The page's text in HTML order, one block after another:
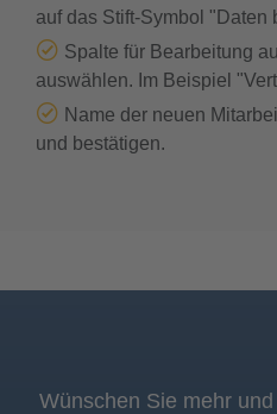
auf das Stift-Symbol "Daten
Spalte für Bearbeitung
auswählen. Im Beispiel
Name der neuen
und bestätigen.
Wünschen Sie mehr